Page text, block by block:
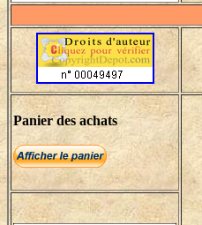
Panier des achats